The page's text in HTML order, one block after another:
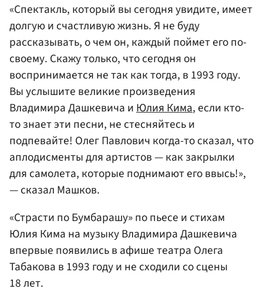
«Спектакль, который вы сегодня увидите, имеет
долгую и счастливую жизнь. Я не буду
рассказывать, о чем он, каждый поймет его по-
своему. Скажу только, что сегодня он
воспринимается не так как тогда, в 1993 году.
Вы услышите великие произведения
Владимира Дашкевича иЮлия Кима, если кто-
то знает эти песни, не стесняйтесь и
подпевайте! Олег Павлович когда-то сказал, что
аплодисменты для артистов — как закрылки
для самолета, которые поднимают его ввысь!»,
— сказал Машков.
«Страсти по Бумбарашу» по пьесе и стихам
Юлия Кима на музыку Владимира Дашкевича
впервые появились в афише театра Олега
Табакова в 1993 году и не сходили со сцены
18 лет.